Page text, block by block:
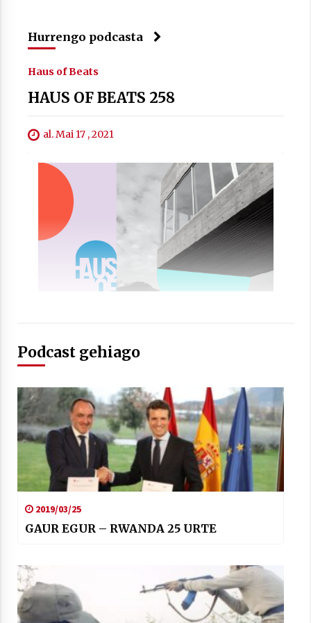
Arrosaren laburpen bideoa Hamaika
Telebistaren eskutik
Hurrengo podcasta
Haus of Beats
HAUS OF BEATS 258
al. Mai 17 , 2021
Podcast gehiago
2019/03/25
GAUR EGUR – RWANDA 25 URTE